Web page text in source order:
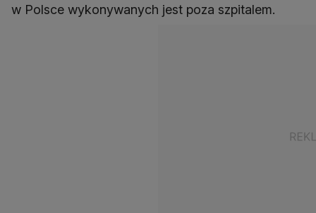
w Polsce wykonywanych jest poza szpitalem.